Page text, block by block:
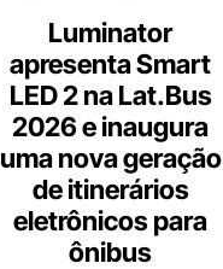
Luminator
apresenta Smart
LED 2 na Lat.Bus
2026 e inaugura
uma nova geração
de itinerários
eletrônicos para
ônibus